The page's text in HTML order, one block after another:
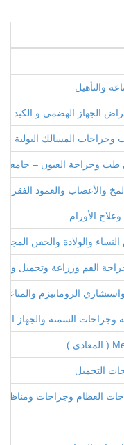
والتأهيل
الهضمي و الكبد و
المسالك البولية
وجراحة العيون – جامعة
والأعصاب والعمود الفقري
الأورام
والولادة والحقن
الفم وزراعة وتجميل
الروماتيزم والمناعة
وجراحات السمنة والجهاز
التجميل
العظام وجراحات ومناظير